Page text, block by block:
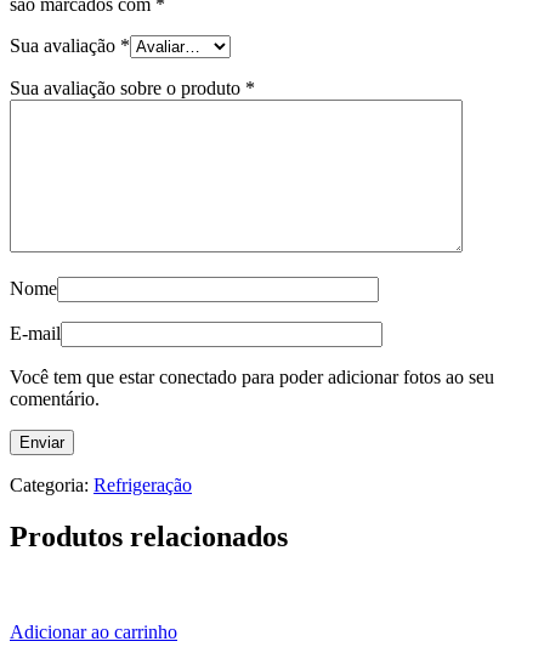
são marcados com *
Sua avaliação *
Sua avaliação sobre o produto *
Nome
E-mail
Você tem que estar conectado para poder adicionar fotos ao seu
comentário.
Categoria: Refrigeração
Produtos relacionados
Adicionar ao carrinho